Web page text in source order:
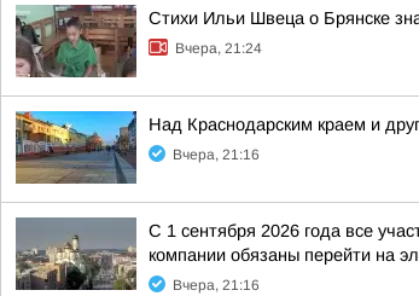
Стихи Ильи Швеца о Брянске
Вчера, 21:24
Над Краснодарским краем и
Вчера, 21:16
С 1 сентября 2026 года все
компании обязаны перейти на
Вчера, 21:16